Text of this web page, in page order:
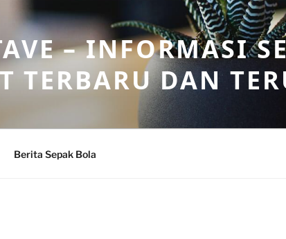
– INFORMASI
TERBARU DAN
Berita Sepak Bola